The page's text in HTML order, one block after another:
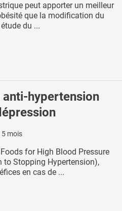
peut apporter un meilleur
que la modification du
du ...
anti-hypertension
5 mois
for High Blood Pressure
to Stopping Hypertension),
en cas de ...